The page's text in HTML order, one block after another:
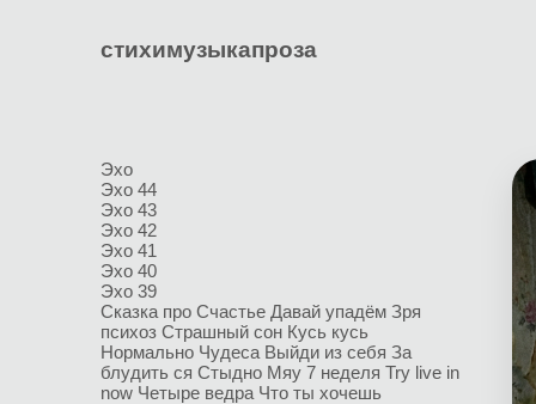
стихимузыкапроза
Эхо
Эхо 44
Эхо 43
Эхо 42
Эхо 41
Эхо 40
Эхо 39
Сказка про Счастье Давай упадём Зря
психоз Страшный сон Кусь кусь
Нормально Чудеса Выйди из себя За
блудить ся Стыдно Мяу 7 неделя Try live in
now Четыре ведра Что ты хочешь